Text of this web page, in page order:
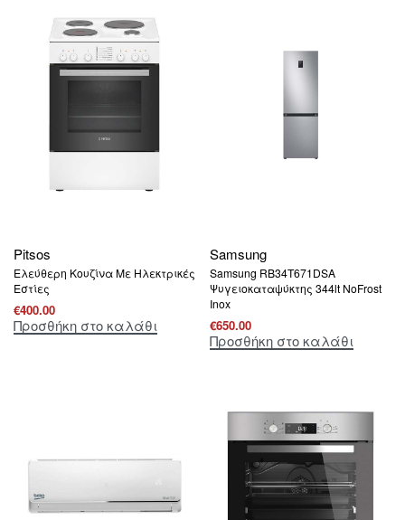
Pitsos
Ελεύθερη Κουζίνα Με Ηλεκτρικές
Εστίες
€400.00
Προσθήκη στο καλάθι
Samsung
Samsung RB34T671DSA
Ψυγειοκαταψύκτης 344lt NoFrost
Inox
€650.00
Προσθήκη στο καλάθι